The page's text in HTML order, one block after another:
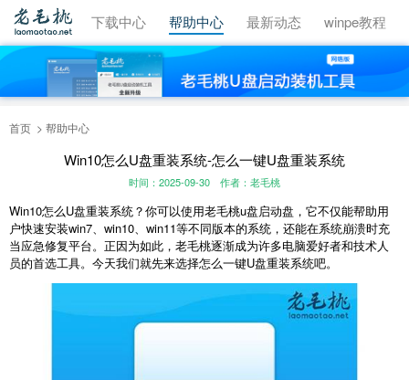
视频教程 下载中心 帮助中心 最新动态 winpe教程
首页 帮助中心
Win10怎么U盘重装系统-怎么一键U盘重装系统
时间：2025-09-30 作者：老毛桃
Win10怎么U盘重装系统？你可以使用老毛桃u盘启动盘，它不仅能帮助用
户快速安装win7、win10、win11等不同版本的系统，还能在系统崩溃时充
当应急修复平台。正因为如此，老毛桃逐渐成为许多电脑爱好者和技术人
员的首选工具。今天我们就先来选择怎么一键U盘重装系统吧。